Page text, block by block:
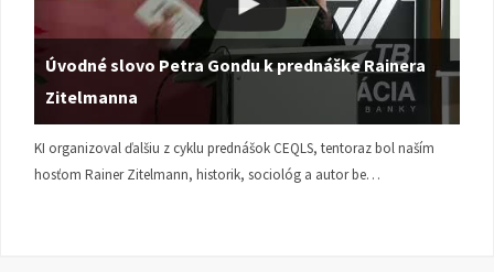
Úvodné slovo Petra Gondu k prednáške Rainera
Zitelmanna
KI organizoval ďalšiu z cyklu prednášok CEQLS, tentoraz bol naším
hosťom Rainer Zitelmann, historik, sociológ a autor be…